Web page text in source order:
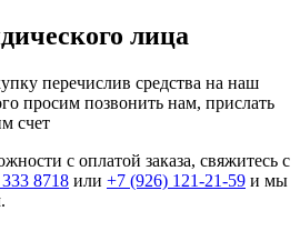
лица
перечислив средства на наш
просим позвонить нам, прислать
счет
с оплатой заказа, свяжитесь с
8718 или +7 (926) 121-21-59 и мы